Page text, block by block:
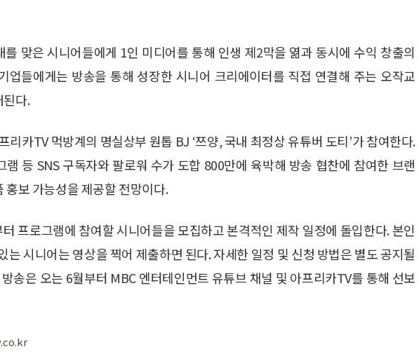
를 맞은 시니어들에게 1인 미디어를 통해 인생 제2막을 엶과 동시에 수익 창출의
업들에게는 방송을 통해 성장한 시니어 크리에이터를 직접 연결해 주는 오작교
된다.
리카TV 먹방계의 명실상부 원톱 BJ ‘쯔양, 국내 최정상 유튜버 도티’가 참여한다.
램 등 SNS 구독자와 팔로워 수가 도합 800만에 육박해 방송 협찬에 참여한 브랜
홍보 가능성을 제공할 전망이다.
터 프로그램에 참여할 시니어들을 모집하고 본격적인 제작 일정에 돌입한다. 본인
는 시니어는 영상을 찍어 제출하면 된다. 자세한 일정 및 신청 방법은 별도 공지될
방송은 오는 6월부터 MBC 엔터테인먼트 유튜브 채널 및 아프리카TV를 통해 선보